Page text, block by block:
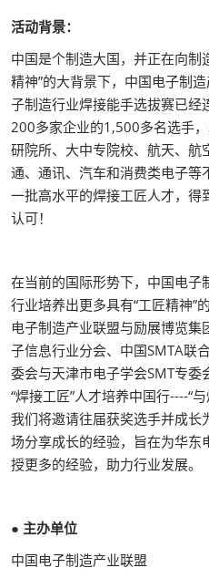
活动背景：
中国是个制造大国，并正在向制
精神”的大背景下，中国电子制
子制造行业焊接能手选拔赛已
200多家企业的1,500多名选手
研院所、大中专院校、航天、航
通、通讯、汽车和消费类电子等
一批高水平的焊接工匠人才，得
认可！
在当前的国际形势下，中国电
行业培养出更多具有“工匠精神”
电子制造产业联盟与励展博览
子信息行业分会、中国SMTA联
委会与天津市电子学会SMT专
“焊接工匠”人才培养中国行----“
我们将邀请往届获奖选手并成长
场分享成长的经验，旨在为华
授更多的经验，助力行业发展。
● 主办单位
中国电子制造产业联盟